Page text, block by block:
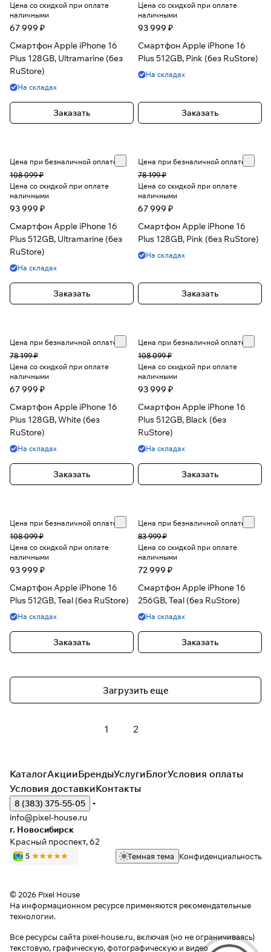
Цена со скидкой при оплате
наличными
67 999 ₽
Смартфон Apple iPhone 16
Plus 128GB, Ultramarine (без
RuStore)
На складах
Заказать
Цена со скидкой при оплате
наличными
93 999 ₽
Смартфон Apple iPhone 16
Plus 512GB, Pink (без RuStore)
На складах
Заказать
Цена при безналичной оплате
108 099 ₽
Цена со скидкой при оплате
наличными
93 999 ₽
Смартфон Apple iPhone 16
Plus 512GB, Ultramarine (без
RuStore)
На складах
Заказать
Цена при безналичной оплате
78 199 ₽
Цена со скидкой при оплате
наличными
67 999 ₽
Смартфон Apple iPhone 16
Plus 128GB, Pink (без RuStore)
На складах
Заказать
Цена при безналичной оплате
78 199 ₽
Цена со скидкой при оплате
наличными
67 999 ₽
Смартфон Apple iPhone 16
Plus 128GB, White (без
RuStore)
На складах
Заказать
Цена при безналичной оплате
108 099 ₽
Цена со скидкой при оплате
наличными
93 999 ₽
Смартфон Apple iPhone 16
Plus 512GB, Black (без
RuStore)
На складах
Заказать
Цена при безналичной оплате
108 099 ₽
Цена со скидкой при оплате
наличными
93 999 ₽
Смартфон Apple iPhone 16
Plus 512GB, Teal (без RuStore)
На складах
Заказать
Цена при безналичной оплате
83 999 ₽
Цена со скидкой при оплате
наличными
72 999 ₽
Смартфон Apple iPhone 16
256GB, Teal (без RuStore)
На складах
Заказать
Загрузить еще
1 2
КаталогАкцииБрендыУслугиБлогУсловия оплаты
Условия доставкиКонтакты
8 (383) 375-55-05
info@pixel-house.ru
г. Новосибирск
Красный проспект, 62
Темная тема Конфиденциальность
© 2026 Pixel House
На информационном ресурсе применяются рекомендательные
технологии.
Все ресурсы сайта pixel-house.ru, включая (но не ограничиваясь)
текстовую, графическую, фотографическую и видео